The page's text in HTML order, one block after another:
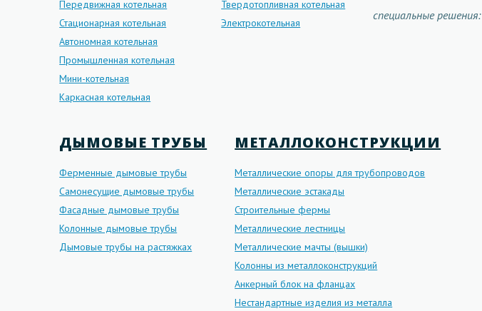
Передвижная котельная
Стационарная котельная
Автономная котельная
Промышленная котельная
Мини-котельная
Каркасная котельная
Твердотопливная котельная
Электрокотельная
специальные решения:
ДЫМОВЫЕ ТРУБЫ
Ферменные дымовые трубы
Самонесущие дымовые трубы
Фасадные дымовые трубы
Колонные дымовые трубы
Дымовые трубы на растяжках
МЕТАЛЛОКОНСТРУКЦИИ
Металлические опоры для трубопроводов
Металлические эстакады
Строительные фермы
Металлические лестницы
Металлические мачты (вышки)
Колонны из металлоконструкций
Анкерный блок на фланцах
Нестандартные изделия из металла